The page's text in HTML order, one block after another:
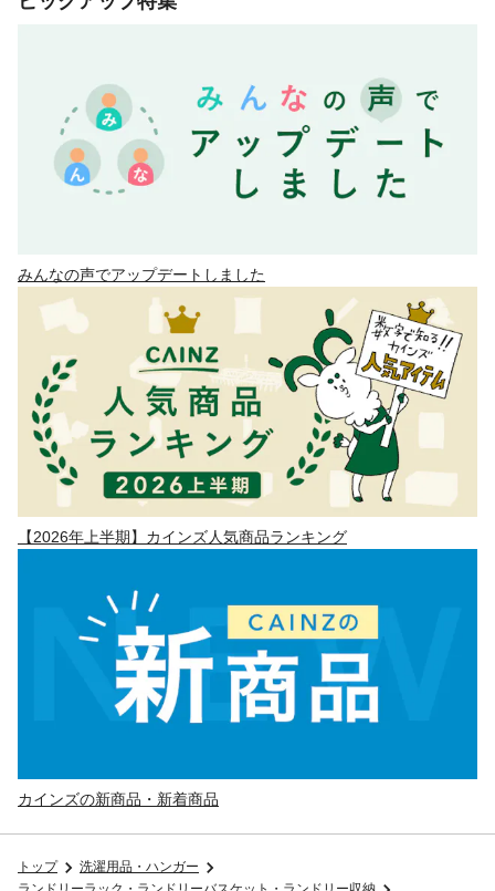
みんなの声でアップデートしました
【2026年上半期】カインズ人気商品ランキング
カインズの新商品・新着商品
トップ
洗濯用品・ハンガー